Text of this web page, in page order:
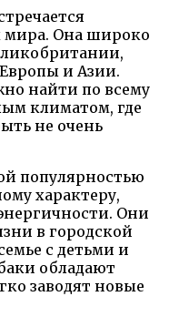
мира. Она широко
и Азии.
найти по всему
климатом, где
не очень
популярностью
характеру,
Они
в городской
с детьми и
обладают
заводят новые